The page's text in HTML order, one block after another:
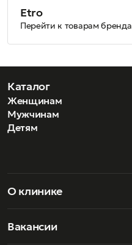
Etro
Перейти к товарам бренда
Каталог
Женщинам
Мужчинам
Детям
О клинике
Вакансии